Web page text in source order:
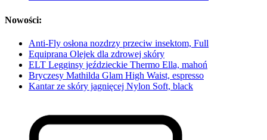
Nowości:
Anti-Fly osłona nozdrzy przeciw insektom, Full
Equiprana Olejek dla zdrowej skóry
ELT Legginsy jeździeckie Thermo Ella, mahoń
Bryczesy Mathilda Glam High Waist, espresso
Kantar ze skóry jagnięcej Nylon Soft, black